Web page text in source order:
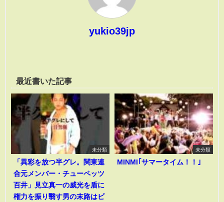
yukio39jp
最近書いた記事
未分類
「異彩を放つ半グレ。関東連
合元メンバー・チューペッツ
百井」見立真一の威光を盾に
権力を振り翳す男の末路はビ
未分類
MINMI｢サマータイム！！｣